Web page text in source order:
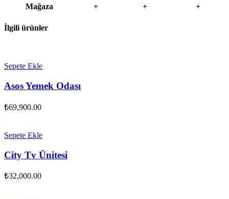
Mağaza
+ + +
İlgili ürünler
Sepete Ekle
Asos Yemek Odası
₺69,900.00
Sepete Ekle
City Tv Ünitesi
₺32,000.00